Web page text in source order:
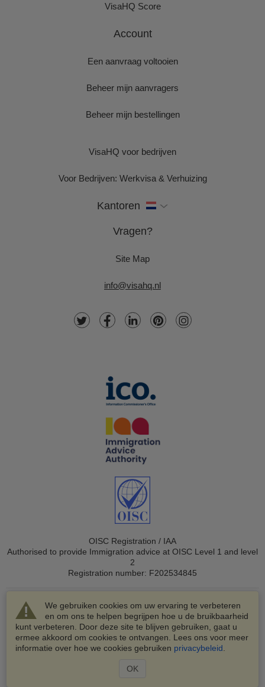
We gebruiken cookies om uw ervaring te verbeteren
en om ons te helpen begrijpen hoe u de bruikbaarheid
kunt verbeteren. Door deze site te blijven gebruiken, gaat u
ermee akkoord om cookies te ontvangen. Lees ons voor meer
informatie over hoe we cookies gebruiken privacybeleid
OK
VisaHQ Score
Account
Een aanvraag voltooien
Beheer mijn aanvragers
Beheer mijn bestellingen
VisaHQ voor bedrijven
Voor Bedrijven: Werkvisa & Verhuizing
Kantoren
Vragen?
Site Map
info@visahq.nl
OISC Registration / IAA
Authorised to provide Immigration advice at OISC Level 1 and level
2
Registration number: F202534845
© 2003-2026 VisaHQ.com, Inc. Alle rechten voorbehouden.
VisaHQ en het VisaHQ-logo zijn geregistreerde
handelsmerken van VisaHQ.com, Inc.